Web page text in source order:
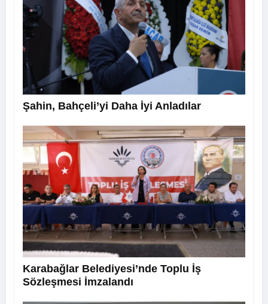
Şahin, Bahçeli’yi Daha İyi Anladılar
Karabağlar Belediyesi’nde Toplu İş
Sözleşmesi İmzalandı